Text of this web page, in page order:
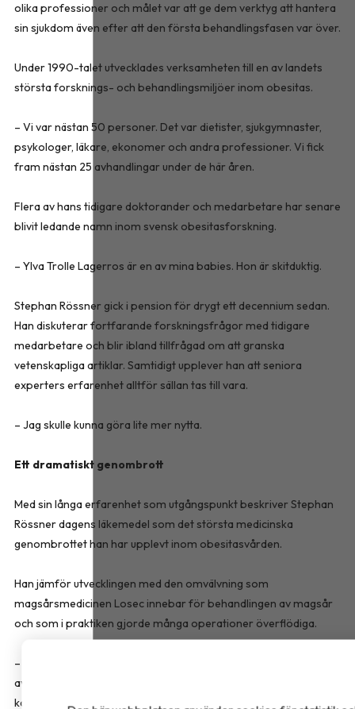
olika professioner och målet var att ge dem verktyg att hantera
sin sjukdom även efter att den första behandlingsfasen var över.
Under 1990-talet utvecklades verksamheten till en av landets
största forsknings- och behandlingsmiljöer inom obesitas.
– Vi var nästan 50 personer. Det var dietister, sjukgymnaster,
psykologer, läkare, ekonomer och andra professioner. Vi fick
fram nästan 25 avhandlingar under de här åren.
Flera av hans tidigare doktorander och medarbetare har senare
blivit ledande namn inom svensk obesitasforskning.
– Ylva Trolle Lagerros är en av mina babies. Hon är skitduktig.
Stephan Rössner gick i pension för drygt ett decennium sedan.
Han diskuterar fortfarande forskningsfrågor med tidigare
medarbetare och blir ibland tillfrågad om att granska
vetenskapliga artiklar. Samtidigt upplever han att seniora
experters erfarenhet alltför sällan tas till vara.
– Jag skulle kunna göra lite mer nytta.
Ett dramatiskt genombrott
Med sin långa erfarenhet som utgångspunkt beskriver Stephan
Rössner dagens läkemedel som det största medicinska
genombrottet han har upplevt inom obesitasvården.
Han jämför utvecklingen med den omvälvning som
magsårsmedicinen Losec innebar för behandlingen av magsår
och som i praktiken gjorde många operationer överflödiga.
– Obesitaskirurgin kommer inte att dö ut, men den kommer att
avta dramatiskt. Först kom semaglutid, sedan tirzepatid och nu
kommer nästa generation preparat. Det blir bara bättre och